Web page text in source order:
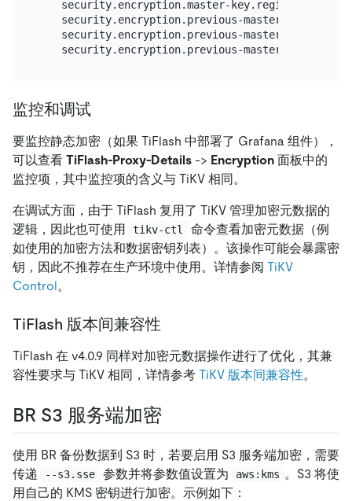
security.encryption.master-key.region: "us-
security.encryption.previous-master-key.type:
security.encryption.previous-master-key.key-
监控和调试
要监控静态加密（如果 TiFlash 中部署了 Grafana 组件），
可以查看 TiFlash-Proxy-Details -> Encryption 面板中的
监控项，其中监控项的含义与 TiKV 相同。
在调试方面，由于 TiFlash 复用了 TiKV 管理加密元数据的
逻辑，因此也可使用
tikv-ctl
命令查看加密元数据（例
如使用的加密方法和数据密钥列表）。该操作可能会暴露密
钥，因此不推荐在生产环境中使用。详情参阅 TiKV
Control。
TiFlash 版本间兼容性
TiFlash 在 v4.0.9 同样对加密元数据操作进行了优化，其兼
容性要求与 TiKV 相同，详情参考 TiKV 版本间兼容性。
BR S3 服务端加密
使用 BR 备份数据到 S3 时，若要启用 S3 服务端加密，需要
传递
--s3.sse 参数并将参数值设置为 aws:kms 。S3 将使
用自己的 KMS 密钥进行加密。示例如下：